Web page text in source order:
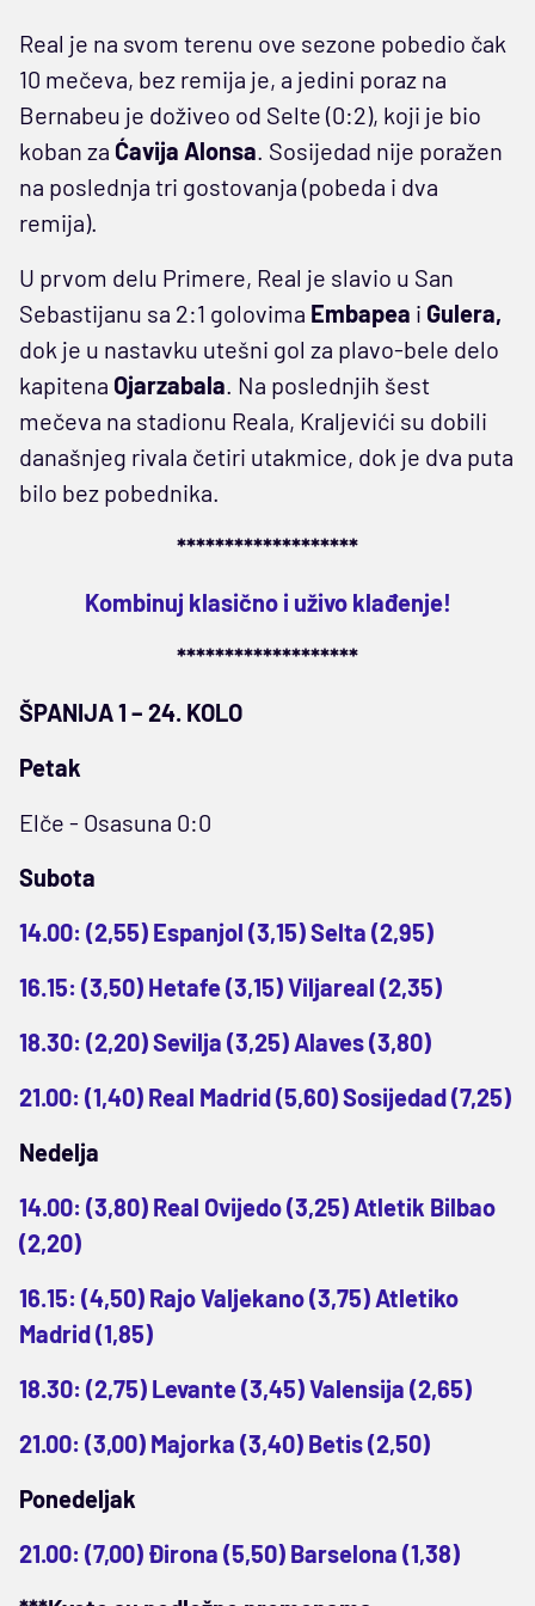
Real je na svom terenu ove sezone pobedio čak
10 mečeva, bez remija je, a jedini poraz na
Bernabeu je doživeo od Selte (0:2), koji je bio
koban za Ćavija Alonsa. Sosijedad nije poražen
na poslednja tri gostovanja (pobeda i dva
remija).
U prvom delu Primere, Real je slavio u San
Sebastijanu sa 2:1 golovima Embapea i Gulera,
dok je u nastavku utešni gol za plavo-bele delo
kapitena Ojarzabala. Na poslednjih šest
mečeva na stadionu Reala, Kraljevići su dobili
današnjeg rivala četiri utakmice, dok je dva puta
bilo bez pobednika.
*******************
Kombinuj klasično i uživo klađenje!
*******************
ŠPANIJA 1 – 24. KOLO
Petak
Elče - Osasuna 0:0
Subota
14.00: (2,55) Espanjol (3,15) Selta (2,95)
16.15: (3,50) Hetafe (3,15) Viljareal (2,35)
18.30: (2,20) Sevilja (3,25) Alaves (3,80)
21.00: (1,40) Real Madrid (5,60) Sosijedad (7,25)
Nedelja
14.00: (3,80) Real Ovijedo (3,25) Atletik Bilbao
(2,20)
16.15: (4,50) Rajo Valjekano (3,75) Atletiko
Madrid (1,85)
18.30: (2,75) Levante (3,45) Valensija (2,65)
21.00: (3,00) Majorka (3,40) Betis (2,50)
Ponedeljak
21.00: (7,00) Đirona (5,50) Barselona (1,38)